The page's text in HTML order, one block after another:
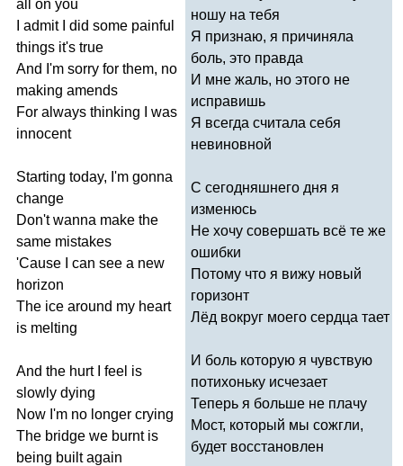
all
on you
admit did some painful
things it's true
And I'm sorry for them, no
making amends
For always thinking
was
innocent
Starting today, I'm gonna
change
Don't wanna make the
same mistakes
'Cause can see a new
horizon
The ice around my heart
is melting
And the hurt feel is
slowly dying
Now I'm no longer crying
The bridge we burnt is
being built again
ношу на тебя
Я признаю, я причиняла
боль, это правда
И мне жаль, но этого не
исправишь
Я всегда считала себя
невиновной
С сегодняшнего дня я
изменюсь
Не хочу совершать всё те же
ошибки
Потому что я вижу новый
горизонт
Лёд вокруг моего сердца тает
И боль которую я чувствую
потихоньку исчезает
Теперь я больше не плачу
Мост, который мы сожгли,
будет восстановлен